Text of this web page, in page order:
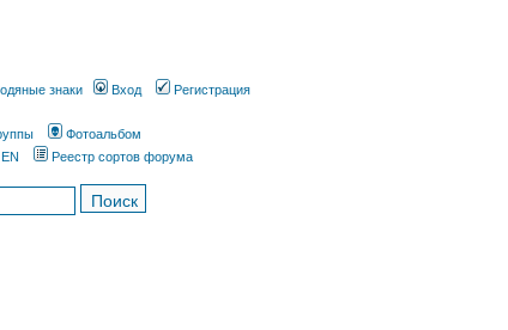
знаки Вход Регистрация
Фотоальбом
Реестр сортов форума